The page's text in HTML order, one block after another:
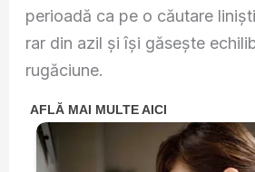
perioadă ca pe o căutare
rar din azil și își găsește
rugăciune.